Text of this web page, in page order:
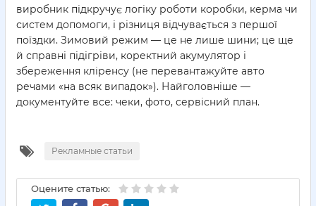
виробник підкручує логіку роботи коробки, керма чи
систем допомоги, і різниця відчувається з першої
поїздки. Зимовий режим — це не лише шини; це ще
й справні підігріви, коректний акумулятор і
збереження кліренсу (не перевантажуйте авто
речами «на всяк випадок»). Найголовніше —
документуйте все: чеки, фото, сервісний план.
Рекламные статьи
Оцените статью: